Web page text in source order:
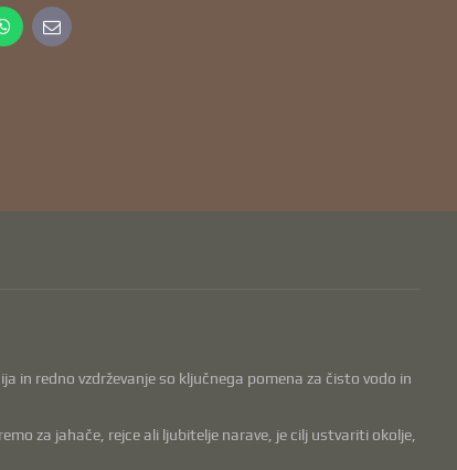
WhatsApp
E-
mail
redno vzdrževanje so ključnega pomena za čisto vodo in
za jahače, rejce ali ljubitelje narave, je cilj ustvariti okolje,